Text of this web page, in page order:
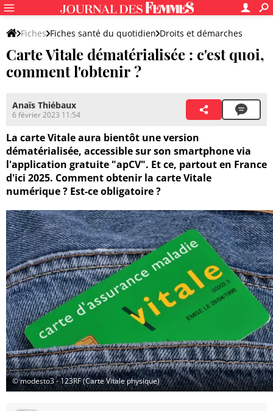
Fiches Fiches santé du quotidien Droits et démarches
Carte Vitale dématérialisée : c'est quoi,
comment l'obtenir ?
Anaïs Thiébaux
6 février 2023 11:54
La carte Vitale aura bientôt une version
dématérialisée, accessible sur son smartphone via
l'application gratuite "apCV". Et ce, partout en France
d'ici 2025. Comment obtenir la carte Vitale
numérique ? Est-ce obligatoire ?
© modesto3 - 123RF (Carte Vitale physique)